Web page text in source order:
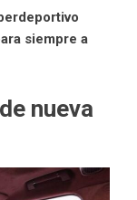
siempre a
nueva